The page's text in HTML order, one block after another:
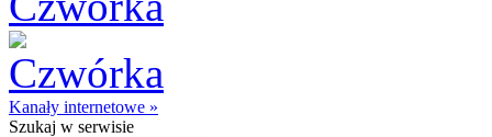
Kanały internetowe »
Szukaj w serwisie